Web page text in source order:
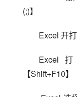
(;)】
Excel 开
Excel
【Shift+F10】